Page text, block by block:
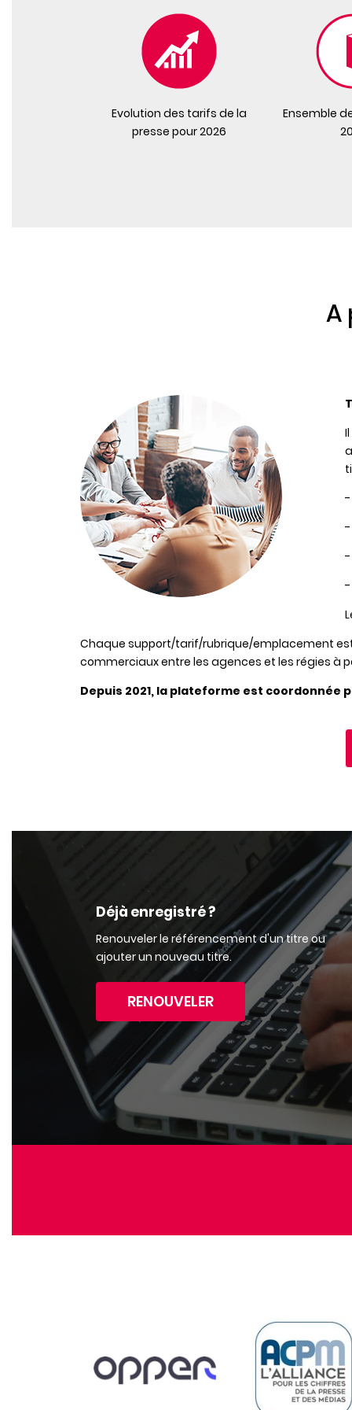
Evolution des tarifs de la
presse pour 2026
Ensemble
A
-
-
-
-
Chaque support/tarif/rubrique/emplacement
commerciaux entre les agences et les régies à
Depuis 2021, la plateforme est coordonnée
Déjà enregistré ?
Renouveler le référencement d'un titre ou
ajouter un nouveau titre.
RENOUVELER